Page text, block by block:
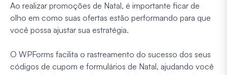
Ao realizar promoções de Natal, é importante ficar de
olho em como suas ofertas estão performando para que
você possa ajustar sua estratégia.
O WPForms facilita o rastreamento do sucesso dos seus
códigos de cupom e formulários de Natal, ajudando você